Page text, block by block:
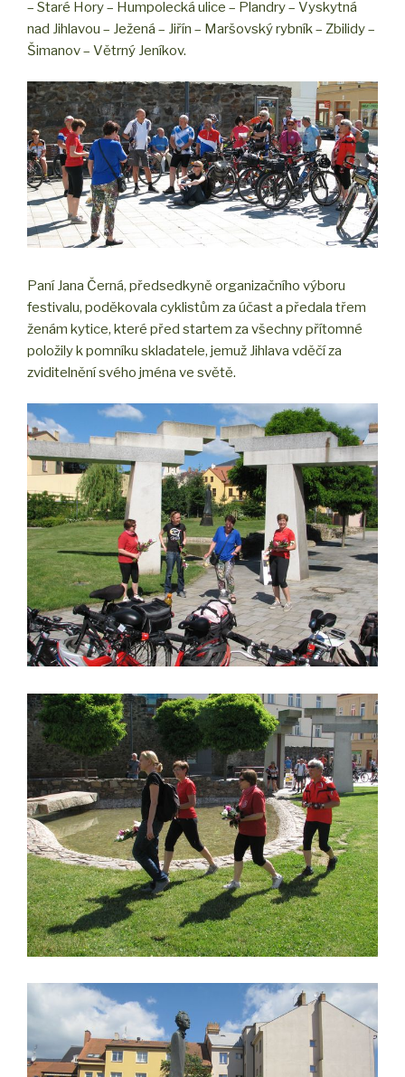
– Staré Hory – Humpolecká ulice – Plandry – Vyskytná
nad Jihlavou – Ježená – Jiřín – Maršovský rybník – Zbilidy –
Šimanov – Větrný Jeníkov.
Paní Jana Černá, předsedkyně organizačního výboru
festivalu, poděkovala cyklistům za účast a předala třem
ženám kytice, které před startem za všechny přítomné
položily k pomníku skladatele, jemuž Jihlava vděčí za
zviditelnění svého jména ve světě.